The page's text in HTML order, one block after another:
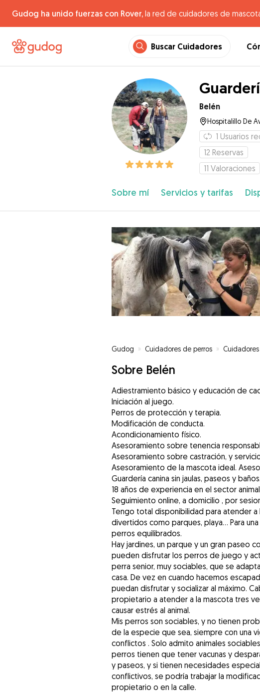
Gudog ha unido fuerzas con Rover, la red de cuidadores de
Buscar Cuidadores
Belén
Hospitalillo De
1 Usuarios
12 Reservas
11 Valoraciones
Sobre mí Servicios y tarifas
Gudog » Cuidadores de perros »
Sobre Belén
Adiestramiento básico y educación de
Iniciación al juego.
Perros de protección y terapia.
Modificación de conducta.
Acondicionamiento físico.
Asesoramiento sobre tenencia
Asesoramiento sobre castración, y
Asesoramiento de la mascota ideal.
Guardería canina sin jaulas, paseos y baños.
18 años de experiencia en el sector
Seguimiento online, a domicilio , por
Tengo total disponibilidad para atender a
divertidos como parques, playa... Para
perros equilibrados.
Hay jardines, un parque y un gran paseo
pueden disfrutar los perros de juego y
perra senior, muy sociables, que se
casa. De vez en cuando hacemos
puedan disfrutar y socializar al máximo.
propietario a atender a la mascota tres
causar estrés al animal.
Mis perros son sociables, y no tienen
de la especie que sea, siempre con una
conflictos . Solo admito animales
perros tienen que tener vacunas y
y paseos, y si tienen necesidades
conflictivos, se podría trabajar la
propietario o en la calle.